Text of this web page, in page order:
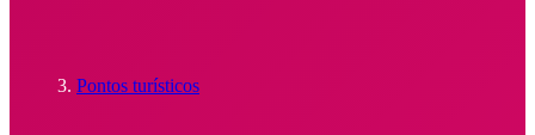
Pontos turísticos